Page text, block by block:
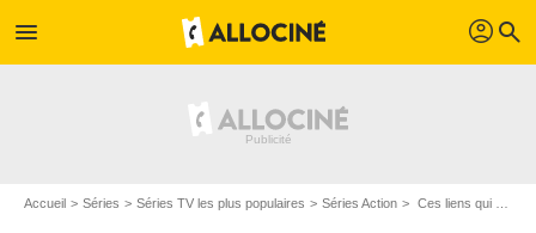
menu profil search
Accueil Séries Séries TV les plus populaires Séries Action Ces liens qui nous unissent